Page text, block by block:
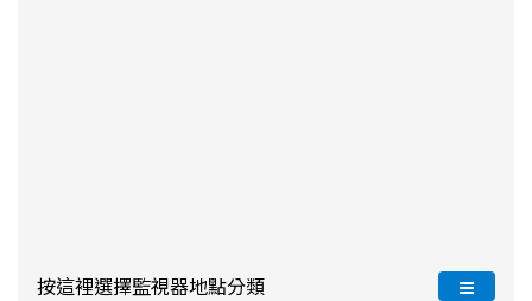
按這裡選擇監視器地點分類